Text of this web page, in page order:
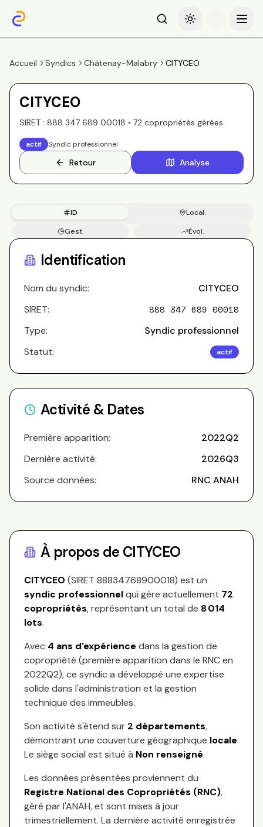
RechercheBasculer le thème
Menu
Accueil Syndics Châtenay-Malabry CITYCEO
CITYCEO
SIRET : 888 347 689 00018 • 72 copropriétés gérées
actif Syndic professionnel
Retour Analyse
ID
Local.
Gest.
Évol.
Identification
Nom du syndic:
CITYCEO
SIRET:
888 347 689 00018
Type:
Syndic professionnel
Statut:
actif
Activité & Dates
Première apparition:
2022Q2
Dernière activité:
2026Q3
Source données:
RNC ANAH
À propos de CITYCEO
CITYCEO (SIRET 88834768900018) est un
syndic professionnelqui gère actuellement 72
copropriétés, représentant un total de 8 014
lots.
Avec 4 ans d'expérience dans la gestion de
copropriété (première apparition dans le RNC en
2022Q2), ce syndic a développé une expertise
solide dans l'administration et la gestion
technique des immeubles.
Son activité s'étend sur 2 départements,
démontrant une couverture géographique locale.
Le siège social est situé à Non renseigné.
Les données présentées proviennent du
Registre National des Copropriétés (RNC),
géré par l'ANAH, et sont mises à jour
trimestriellement. La dernière activité enregistrée